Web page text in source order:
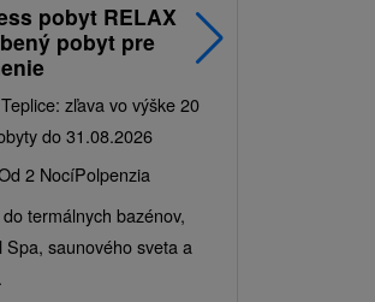
pobyt RELAX
pobyt pre
zľava vo výške 20
do 31.08.2026
2 NocíPolpenzia
termálnych bazénov,
saunového sveta a